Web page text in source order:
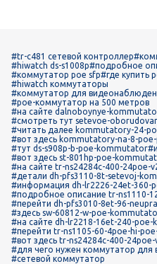
#tr-c481 сетевой контроллер
#hiwatch ds-s1008p#подробное
#коммутатор poe sfp#где купить
#hiwatch коммутаторы
#коммутатор для
#poe-коммутатор на 500 метров
#на сайте dalnoboynye-
kachkov-napryazheniya
#смотреть тут setevoe-
#читать далее kommutatory-24-
#вот здесь kommutatory-na-8-
#тут ds-s908p-b-poe-kommutator
#вот здесь st-801hp-poe-
#на сайте tr-ns24284c-400-24poe-
#детали dh-pfs3110-8t-setevoj-
#информация dh-lr2226-24et-360-
#подробное описание tr-ns1110-
#перейти dh-pfs3010-8et-96-
#здесь sw-60812-w-poe-
#на сайте dh-lr2218-16et-240-
#перейти tr-ns1105-60-4poe-hi-
#вот здесь tr-ns24284c-400-
#для чего нужен коммутатор для
#сетевой коммутатор